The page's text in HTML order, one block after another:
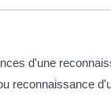
d'une
reconnaissance